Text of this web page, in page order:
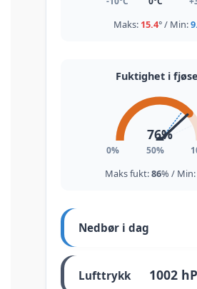
Maks: 15.4° / Min:
Fuktighet i
76%
0% 50%
Maks fukt:86% / Min:
Nedbør i dag
Lufttrykk 1002